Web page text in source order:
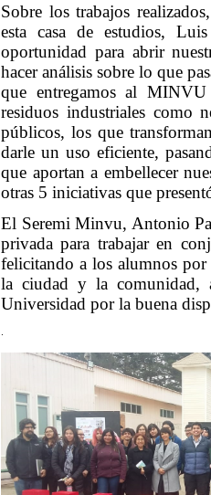
Sobre los trabajos
esta casa de estudios,
oportunidad para abrir
hacer análisis sobre lo que
que entregamos al
residuos industriales como
públicos, los que
darle un uso eficiente,
que aportan a embellecer
otras 5 iniciativas que
El Seremi Minvu, Antonio
privada para trabajar en
felicitando a los alumnos
la ciudad y la comunidad,
Universidad por la buena